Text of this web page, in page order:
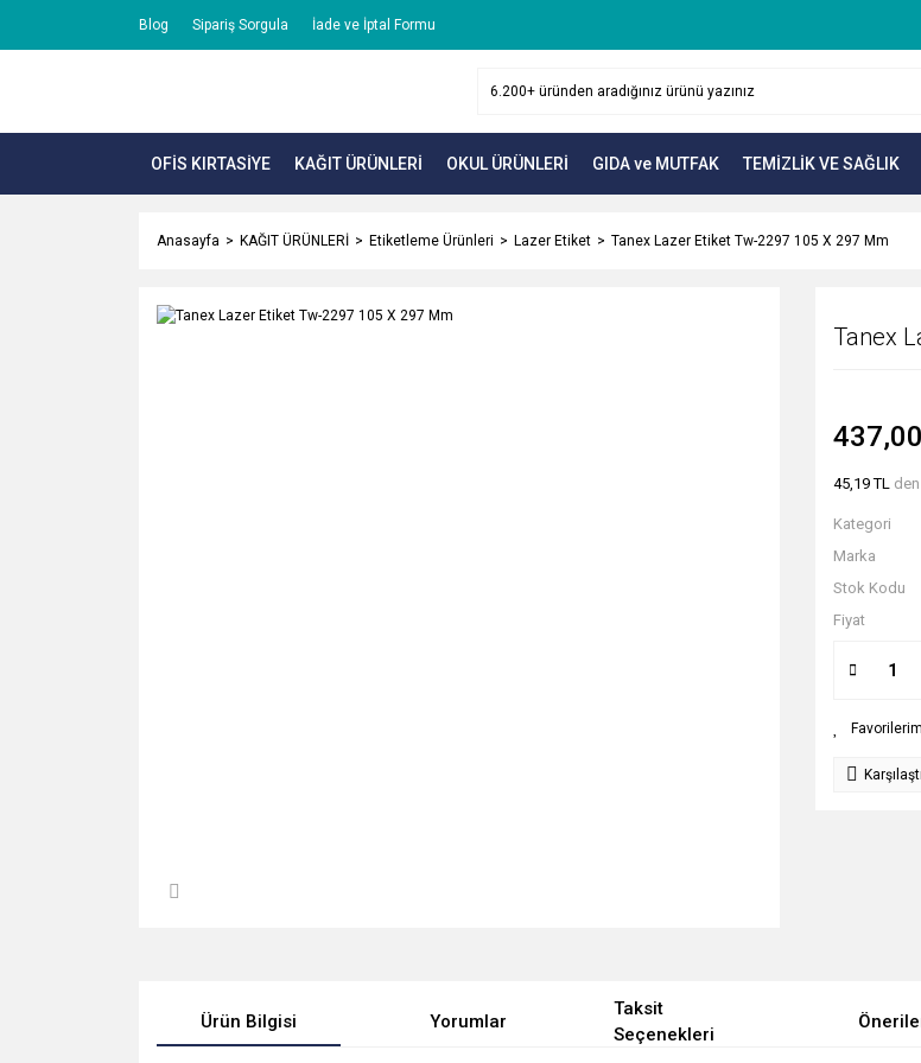
Blog Sipariş Sorgula İade ve İptal Formu
OFİS KIRTASİYE KAĞIT ÜRÜNLERİ OKUL ÜRÜNLERİ GIDA ve MUTFAK TEMİZLİK VE SAĞLIK
Anasayfa KAĞIT ÜRÜNLERİ Etiketleme Ürünleri Lazer Etiket Tanex Lazer Etiket Tw-2297 105 X 297 Mm
Tanex
45,19 TL
Kategori
Marka
Stok Kodu
Fiyat
Ürün Bilgisi Yorumlar
Taksit
Seçenekleri